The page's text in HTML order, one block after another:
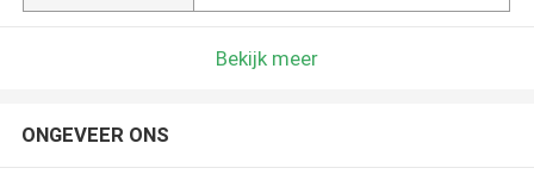
Bekijk meer
ONGEVEER ONS